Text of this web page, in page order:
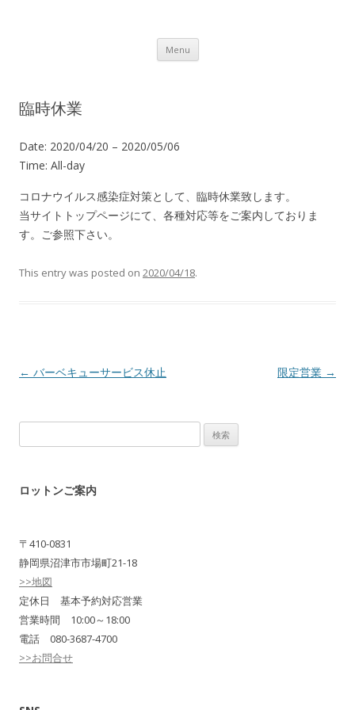
Menu Skip to content
臨時休業
Date: 2020/04/20 – 2020/05/06
Time: All-day
コロナウイルス感染症対策として、臨時休業致します。
当サイトトップページにて、各種対応等をご案内しておりま
す。ご参照下さい。
This entry was posted on 2020/04/18.
Post navigation
← バーベキューサービス休止 限定営業 →
索:
ロットンご案内
〒410-0831
静岡県沼津市市場町21-18
>>地図
定休日 基本予約対応営業
営業時間 10:00～18:00
電話 080-3687-4700
>>お問合せ